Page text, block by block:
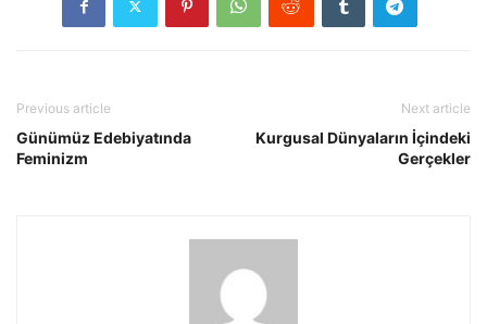
Previous article
Günümüz Edebiyatında
Feminizm
Next article
Kurgusal Dünyaların İçindeki
Gerçekler